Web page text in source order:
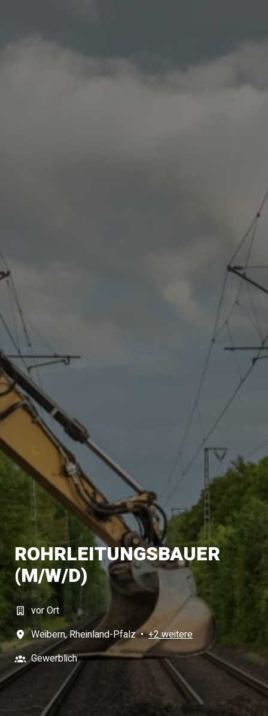
ROHRLEITUNGSBAUER
(M/W/D)
vor Ort
Weibern,Rheinland-Pfalz • +2 weitere
Gewerblich